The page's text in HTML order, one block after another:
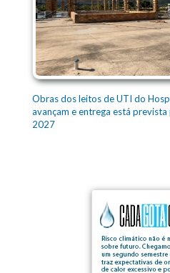
Obras dos leitos de UTI do
avançam e entrega está
2027